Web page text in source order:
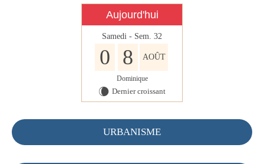
Séjourner à Faverolles
Nos Partenaires
Aujourd'hui
Samedi - Sem. 32
0 8 AOÛT
Dominique
W Dernier croissant
URBANISME